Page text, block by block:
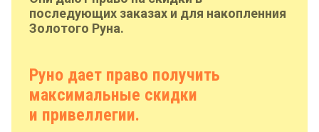
последующих заказах и для накопленния
Золотого Руна.
Руно дает право получить
максимальные скидки
и привеллегии.